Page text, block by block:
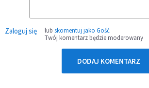
Zaloguj się lub skomentuj jako Gość
Twój komentarz będzie moderowany
DODAJ KOMENTARZ